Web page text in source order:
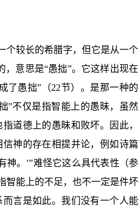
个较长的希腊字，但它是从一个
，意思是“愚拙”。它这样出现在
了愚拙”（22节）。是那一种的
”不仅是指智能上的愚昧，虽然
道德上的愚昧和败坏。因此，
神的存在相提并论，例如诗篇
神。’”难怪它这么具代表性（参
智能上的不足，也不一定是件坏
言是如此。我们没有一个人能